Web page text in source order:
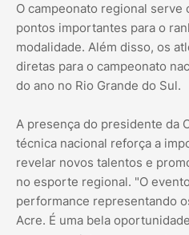
O campeonato regional
pontos importantes para o
modalidade. Além disso, os
diretas para o campeonato
do ano no Rio Grande do Sul.
A presença do presidente da
técnica nacional reforça a
revelar novos talentos e
no esporte regional. "O
performance representando
Acre. É uma bela